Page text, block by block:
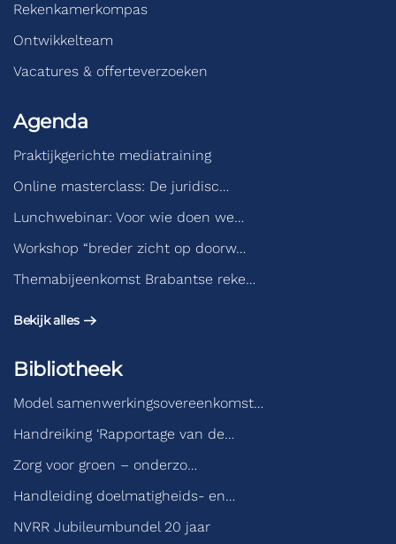
Rekenkamerkompas
Ontwikkelteam
Vacatures & offerteverzoeken
Agenda
Praktijkgerichte mediatraining
Online masterclass: De juridisc…
Lunchwebinar: Voor wie doen we…
Workshop “breder zicht op doorw…
Themabijeenkomst Brabantse reke…
Bekijk alles
Bibliotheek
Model samenwerkingsovereenkomst…
Handreiking ‘Rapportage van de…
Zorg voor groen – onderzo…
Handleiding doelmatigheids- en…
NVRR Jubileumbundel 20 jaar